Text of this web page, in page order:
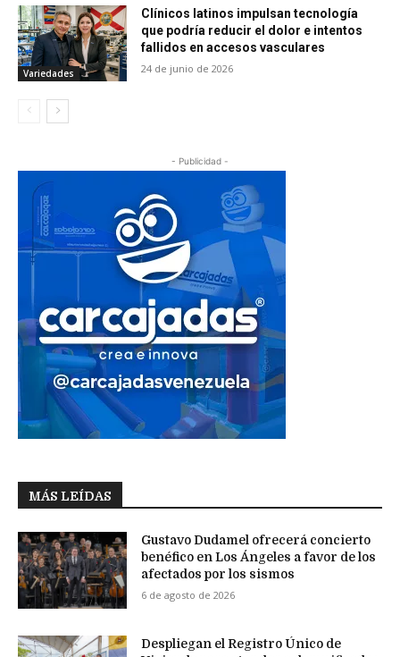
Variedades
Clínicos latinos impulsan tecnología
que podría reducir el dolor e intentos
fallidos en accesos vasculares
24 de junio de 2026
- Publicidad -
MÁS LEÍDAS
Gustavo Dudamel ofrecerá concierto
benéfico en Los Ángeles a favor de los
afectados por los sismos
6 de agosto de 2026
Despliegan el Registro Único de